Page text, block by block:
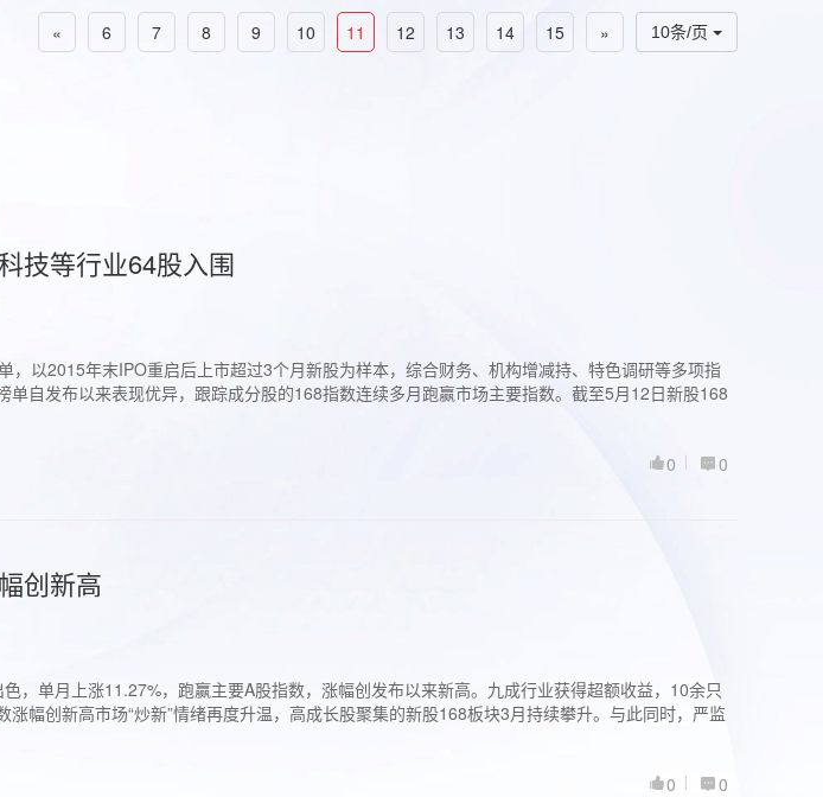
10条/页
« 6 7 8 9 10 11 12 13 14 15 »
技等行业64股入围
，以2015年末IPO重启后上市超过3个月新股为样本，综合财务、机构增减持、特色调研等多项指
自发布以来表现优异，跟踪成分股的168指数连续多月跑赢市场主要指数。截至5月12日新股168
0
0
创新高
，单月上涨11.27%，跑赢主要A股指数，涨幅创发布以来新高。九成行业获得超额收益，10余只
幅创新高市场“炒新”情绪再度升温，高成长股聚集的新股168板块3月持续攀升。与此同时，严监
0
0